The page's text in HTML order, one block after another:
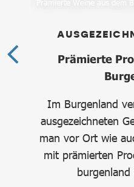
Prämierte
Im Burgenland
ausgezeichneten
man vor Ort wie
mit prämierten
burgenland